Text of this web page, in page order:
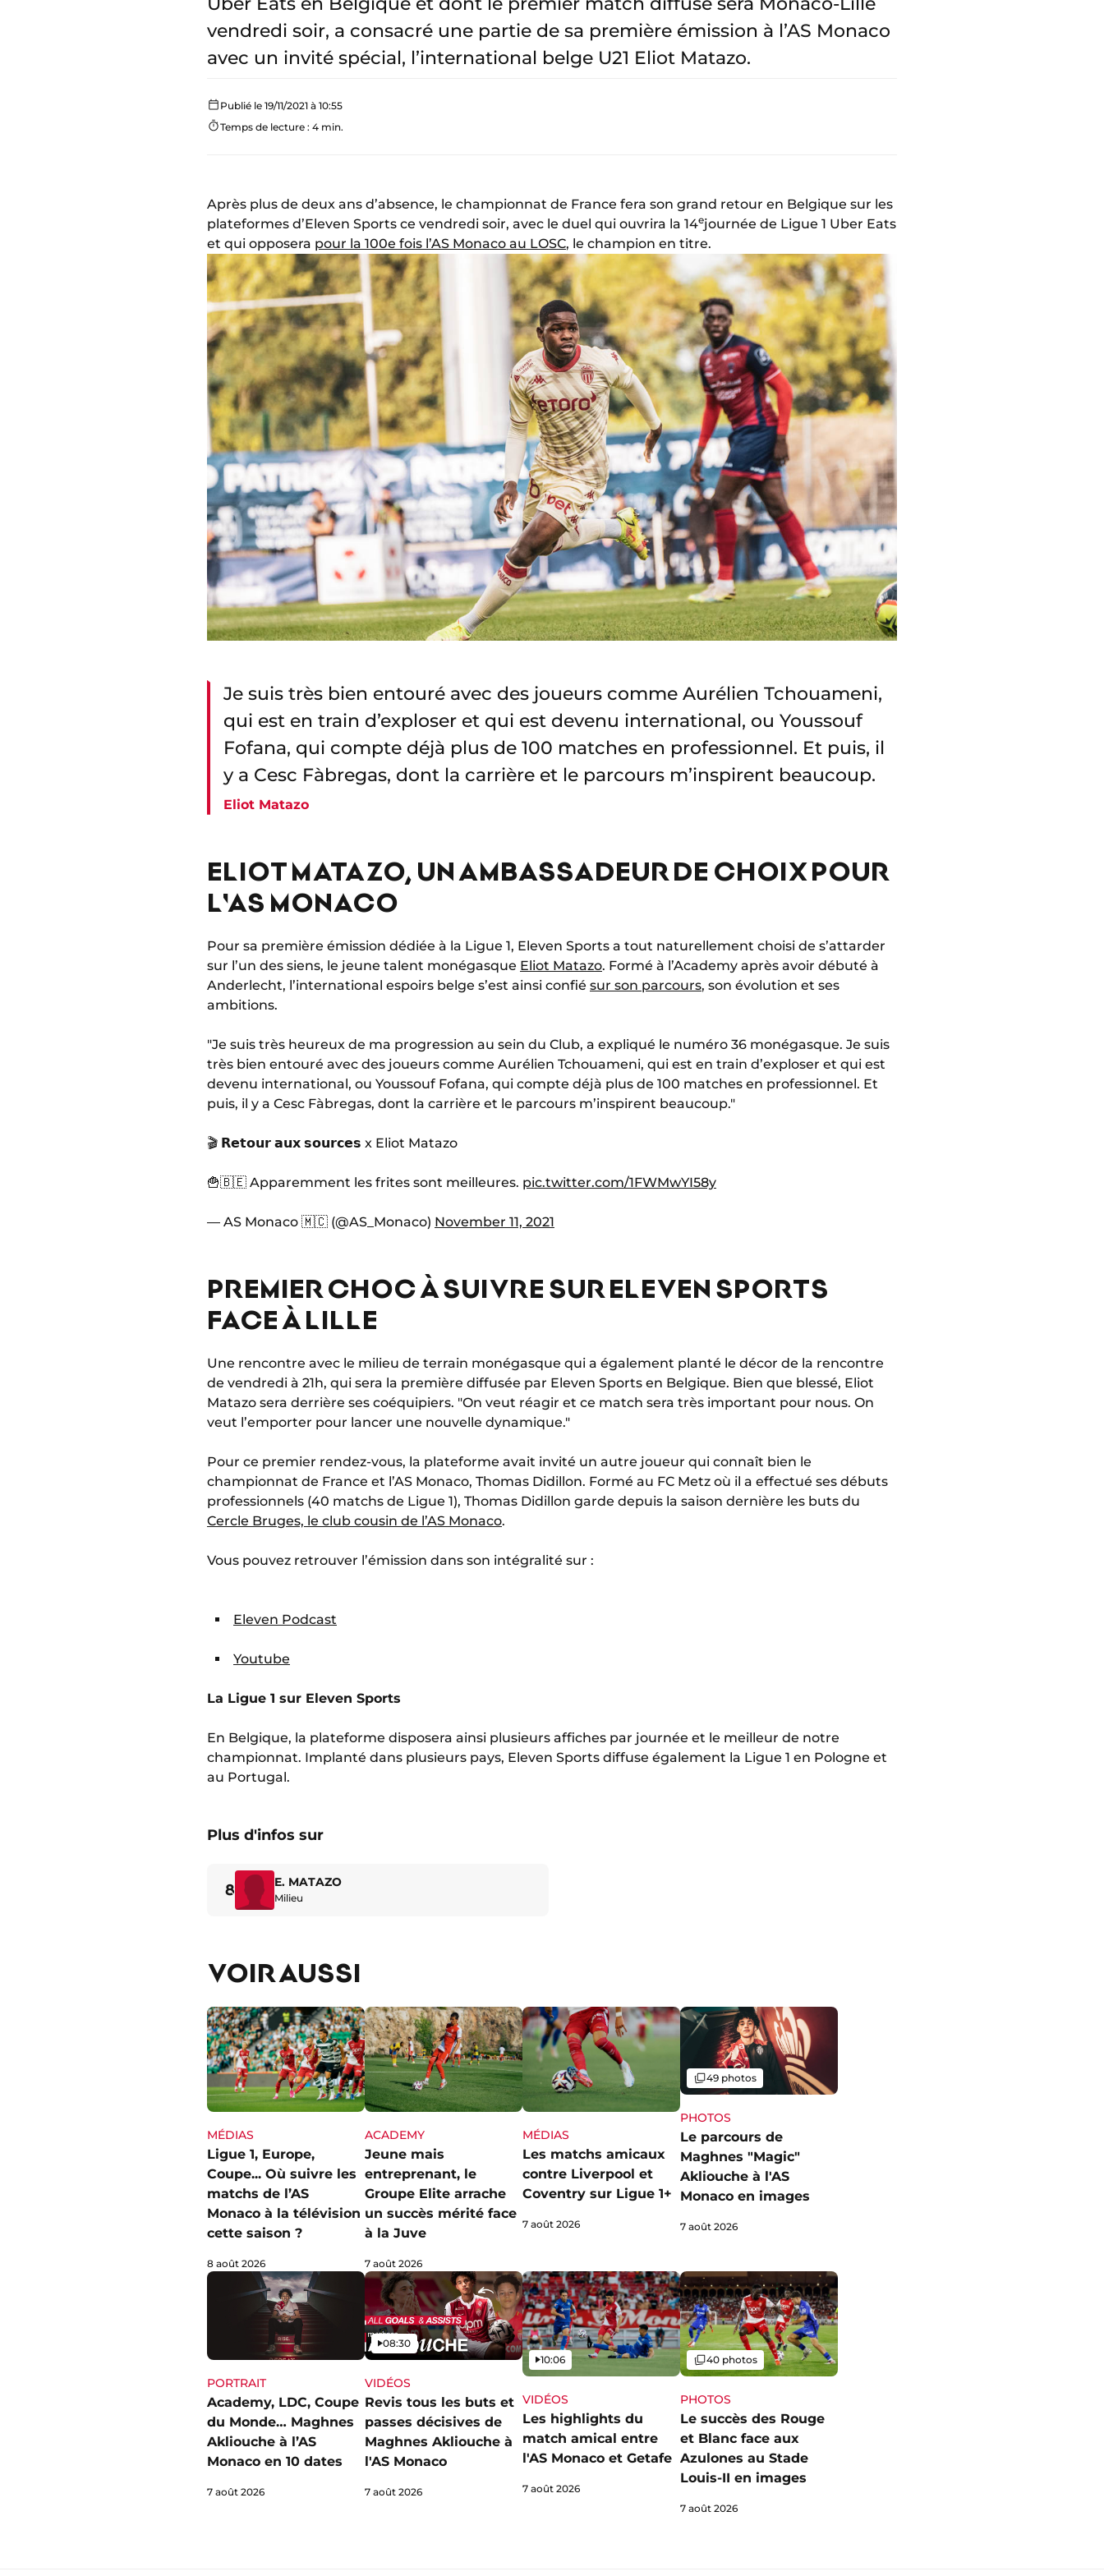
vendredi soir, a consacré une partie de sa première émission à l’AS Monaco
avec un invité spécial, l’international belge U21 Eliot Matazo.
Publié le 19/11/2021 à 10:55
Temps de lecture : 4 min.
Après plus de deux ans d’absence, le championnat de France fera son grand retour en Belgique sur les
plateformes d’Eleven Sports ce vendredi soir, avec le duel qui ouvrira la 14ejournée de Ligue 1 Uber Eats
et qui opposera pour la 100e fois l’AS Monaco au LOSC, le champion en titre.
Je suis très bien entouré avec des joueurs comme Aurélien Tchouameni,
qui est en train d’exploser et qui est devenu international, ou Youssouf
Fofana, qui compte déjà plus de 100 matches en professionnel. Et puis, il
y a Cesc Fàbregas, dont la carrière et le parcours m’inspirent beaucoup.
Eliot Matazo
ELIOT MATAZO, UN AMBASSADEUR DE CHOIX POUR
L'AS MONACO
Pour sa première émission dédiée à la Ligue 1, Eleven Sports a tout naturellement choisi de s’attarder
sur l’un des siens, le jeune talent monégasque Eliot Matazo. Formé à l’Academy après avoir débuté à
Anderlecht, l’international espoirs belge s’est ainsi confié sur son parcours, son évolution et ses
ambitions.
"Je suis très heureux de ma progression au sein du Club, a expliqué le numéro 36 monégasque. Je suis
très bien entouré avec des joueurs comme Aurélien Tchouameni, qui est en train d’exploser et qui est
devenu international, ou Youssouf Fofana, qui compte déjà plus de 100 matches en professionnel. Et
puis, il y a Cesc Fàbregas, dont la carrière et le parcours m’inspirent beaucoup."
🎬 𝗥𝗲𝘁𝗼𝘂𝗿 𝗮𝘂𝘅 𝘀𝗼𝘂𝗿𝗰𝗲𝘀 x Eliot Matazo
🍟🇧🇪 Apparemment les frites sont meilleures. pic.twitter.com/1FWMwYI58y
— AS Monaco 🇲🇨 (@AS_Monaco) November 11, 2021
PREMIER CHOC À SUIVRE SUR ELEVEN SPORTS
FACE À LILLE
Une rencontre avec le milieu de terrain monégasque qui a également planté le décor de la rencontre
de vendredi à 21h, qui sera la première diffusée par Eleven Sports en Belgique. Bien que blessé, Eliot
Matazo sera derrière ses coéquipiers. "On veut réagir et ce match sera très important pour nous. On
veut l’emporter pour lancer une nouvelle dynamique."
Pour ce premier rendez-vous, la plateforme avait invité un autre joueur qui connaît bien le
championnat de France et l’AS Monaco, Thomas Didillon. Formé au FC Metz où il a effectué ses débuts
professionnels (40 matchs de Ligue 1), Thomas Didillon garde depuis la saison dernière les buts du
Cercle Bruges, le club cousin de l’AS Monaco.
Vous pouvez retrouver l’émission dans son intégralité sur :
Eleven Podcast
Youtube
La Ligue 1 sur Eleven Sports
En Belgique, la plateforme disposera ainsi plusieurs affiches par journée et le meilleur de notre
championnat. Implanté dans plusieurs pays, Eleven Sports diffuse également la Ligue 1 en Pologne et
au Portugal.
Plus d'infos sur
8 E. MATAZO
Milieu
VOIR AUSSI
MÉDIAS
Ligue 1, Europe,
Coupe... Où suivre les
matchs de l’AS
Monaco à la télévision
cette saison ?
8 août 2026
ACADEMY
Jeune mais
entreprenant, le
Groupe Elite arrache
un succès mérité face
à la Juve
7 août 2026
MÉDIAS
Les matchs amicaux
contre Liverpool et
Coventry sur Ligue 1+
7 août 2026
PHOTOS
Le parcours de
Maghnes "Magic"
Akliouche à l'AS
Monaco en images
Galerie
49 photos
7 août 2026
PORTRAIT
Academy, LDC, Coupe
du Monde… Maghnes
Akliouche à l’AS
Monaco en 10 dates
7 août 2026
VIDÉOS
Revis tous les buts et
passes décisives de
Maghnes Akliouche à
l'AS Monaco
Vidéo
08:30
7 août 2026
VIDÉOS
Les highlights du
match amical entre
l'AS Monaco et Getafe
Vidéo
10:06
7 août 2026
PHOTOS
Le succès des Rouge
et Blanc face aux
Azulones au Stade
Louis-II en images
Galerie
40 photos
7 août 2026